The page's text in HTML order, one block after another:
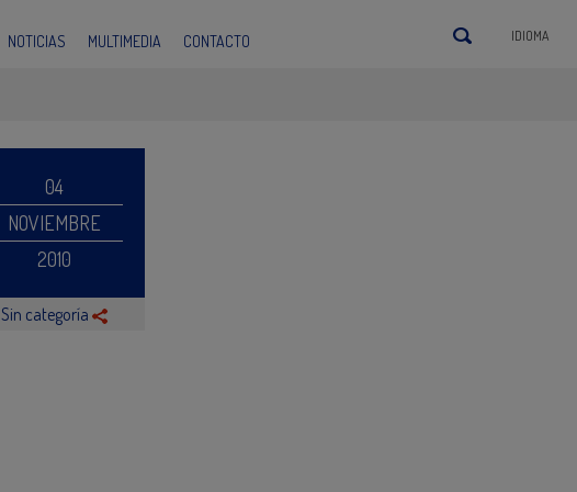
NOTICIAS MULTIMEDIA CONTACTO IDIOMA
04
NOVIEMBRE
2010
Sin categoría